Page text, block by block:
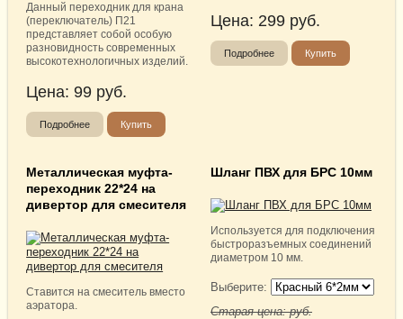
Данный переходник для крана
(переключатель) П21
представляет собой особую
разновидность современных
высокотехнологичных изделий.
Цена:99 руб.
Подробнее Купить
Цена: 299 руб.
Подробнее Купить
Металлическая муфта-
переходник 22*24 на
дивертор для смесителя
Ставится на смеситель вместо
аэратора.
Шланг ПВХ для БРС 10мм
Используется для подключения
быстроразъемных соединений
диаметром 10 мм.
Выберите:
Старая цена:руб.